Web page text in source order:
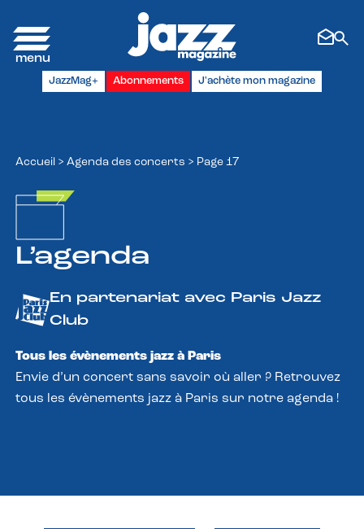
JazzMag+ Abonnements J'achète mon magazine
Accueil > Agenda des concerts > Page 17
L’agenda
En partenariat avec Paris Jazz
Club
Tous les évènements jazz à Paris
Envie d’un concert sans savoir où aller ? Retrouvez
tous les évènements jazz à Paris sur notre agenda !